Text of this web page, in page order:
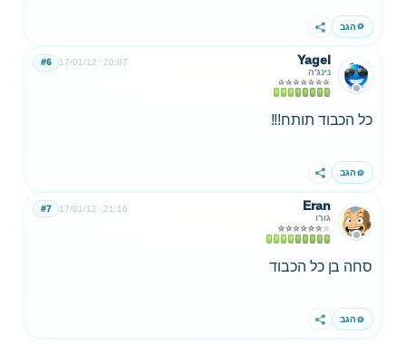
הגב שתף
Yagel
נינג'ה
17/01/12 20:07
#6
כל הכבוד תותח!!!
הגב שתף
Eran
גורו
17/01/12 21:16
#7
סחה בן כל הכבוד
הגב שתף